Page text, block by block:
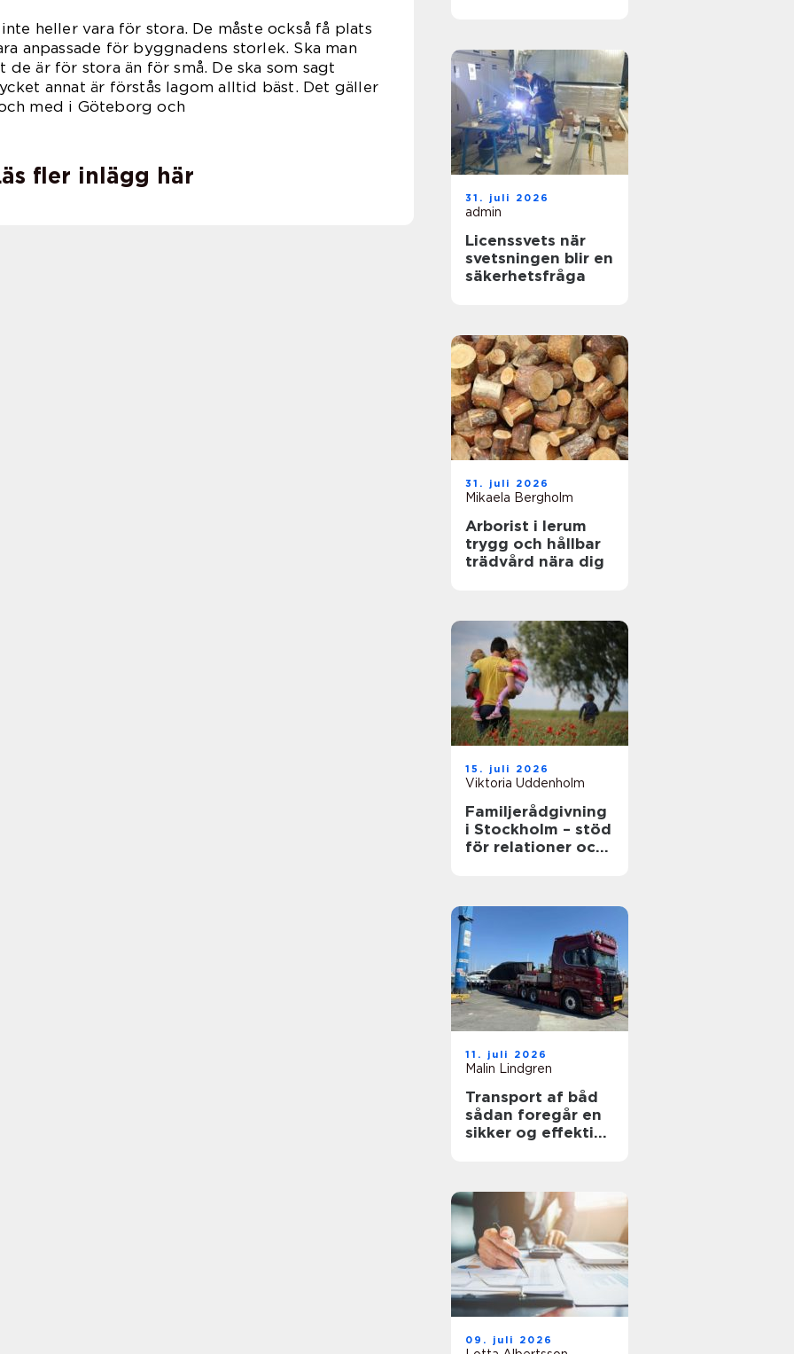
heller vara för stora. De måste också få plats
anpassade för byggnadens storlek. Ska man
är för stora än för små. De ska som sagt
annat är förstås lagom alltid bäst. Det gäller
med i Göteborg och
fler inlägg här
31. juli 2026
admin
Licenssvets när
svetsningen blir en
säkerhetsfråga
31. juli 2026
Mikaela Bergholm
Arborist i lerum
trygg och hållbar
trädvård nära dig
15. juli 2026
Viktoria Uddenholm
Familjerådgivning
i Stockholm – stöd
för relationer och
11. juli 2026
Malin Lindgren
Transport af båd
sådan foregår en
sikker og effektiv
09. juli 2026